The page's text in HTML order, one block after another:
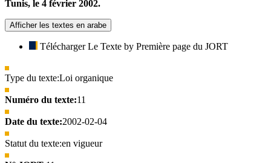
Tunis, le 4 février 2002.
Afficher les textes en arabe
Télécharger Le Texte by Première page du JORT
Type du texte:Loi organique
Numéro du texte:11
Date du texte:2002-02-04
Statut du texte:en vigueur